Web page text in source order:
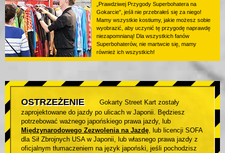
„Prawdziwej Przygody Superbohatera na
Gokarcie”, jeśli nie przebrałeś się za niego!
Mamy wszystkie kostiumy, jakie możesz sobie
wyobrazić, aby uczynić tę przygodę naprawdę
niezapomnianą! Dla wszystkich fanów
Superbohaterów, nie martwcie się, mamy
również ich wszystkich!
OSTRZEŻENIE
Gokarty Street Kart zostały
zaprojektowane do jazdy po ulicach w Japonii. Będziesz
potrzebować ważnego japońskiego prawa jazdy, lub
Międzynarodowego Zezwolenia na Jazdę, lub licencji SOFA
dla Sił Zbrojnych USA w Japonii, lub własnego prawa jazdy z
oficjalnym tłumaczeniem na język japoński, jeśli pochodzisz